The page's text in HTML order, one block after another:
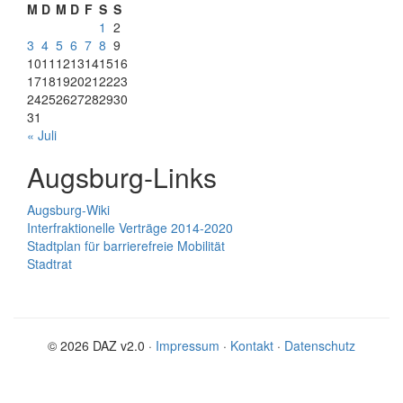
M D M D F S S
1 2
3 4 5 6 7 8 9
1011 1213141516
17181920212223
24252627282930
31
« Juli
Augsburg-Links
Augsburg-Wiki
Interfraktionelle Verträge 2014-2020
Stadtplan für barrierefreie Mobilität
Stadtrat
© 2026 DAZ v2.0 · Impressum · Kontakt · Datenschutz